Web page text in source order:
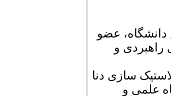
عضو
و
سازی دنا
علمی و